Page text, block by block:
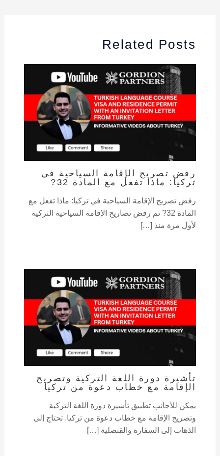
Related Posts
رفض تصريح الإقامة السياحية في
تركيا: ماذا تفعل مع المادة 32?
رفض تصريح الإقامة السياحية في تركيا: ماذا تفعل مع
المادة 32? تم رفض تصاريح الإقامة السياحية التركية
لأول مرة منذ […]
تأشيرة دورة اللغة التركية وتصريح
الإقامة مع خطاب دعوة من تركيا
يمكن للأجانب تطبيق تأشيرة دورة اللغة التركية
وتصريح الإقامة مع خطاب دعوة من تركيا. تحتاج إلى
الذهاب إلى السفارة والقنصلية […]